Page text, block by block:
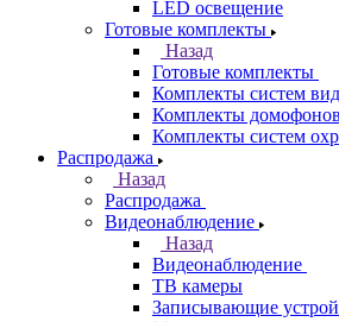
LED освещение
Готовые комплекты
Назад
Готовые комплекты
Комплекты систем
Комплекты домофонов
Комплекты систем
Распродажа
Назад
Распродажа
Видеонаблюдение
Назад
Видеонаблюдение
ТВ камеры
Записывающие